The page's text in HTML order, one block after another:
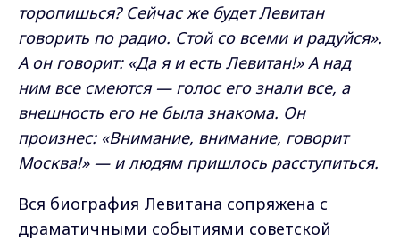
торопишься? Сейчас же будет Левитан
говорить по радио. Стой со всеми и радуйся».
А он говорит: «Да я и есть Левитан!» А над
ним все смеются — голос его знали все, а
внешность его не была знакома. Он
произнес: «Внимание, внимание, говорит
Москва!» — и людям пришлось расступиться.
Вся биография Левитана сопряжена с
драматичными событиями советской